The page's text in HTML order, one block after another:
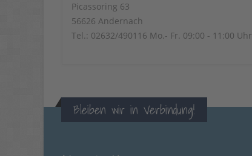
Picassoring 63
56626 Andernach
Tel.: 02632/490116 Mo.- Fr. 09:00 - 11:00 Uhr
Bleiben wir in Verbindung!